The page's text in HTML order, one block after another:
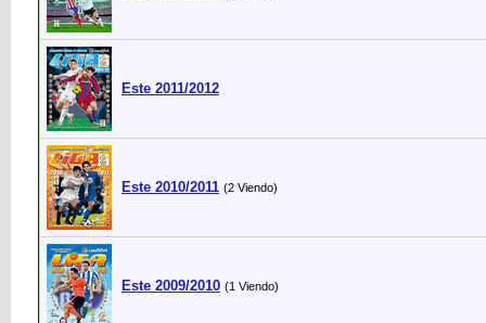
Este 2011/2012
Este 2010/2011 (2 Viendo)
Este 2009/2010 (1 Viendo)